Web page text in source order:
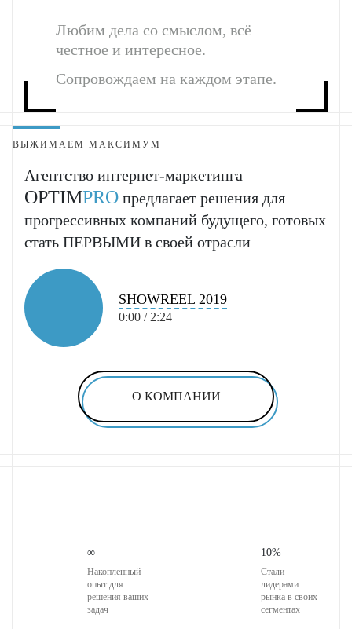
Любим дела со смыслом, всё
честное и интересное.
Сопровождаем на каждом этапе.
ВЫЖИМАЕМ МАКСИМУМ
Агентство интернет-маркетинга
OPTIMPRO предлагает решения для
прогрессивных компаний будущего, готовых
стать ПЕРВЫМИ в своей отрасли
SHOWREEL 2019
0:00 / 2:24
О КОМПАНИИ
∞
Накопленный
опыт для
решения ваших
задач
10%
Стали
лидерами
рынка в своих
сегментах